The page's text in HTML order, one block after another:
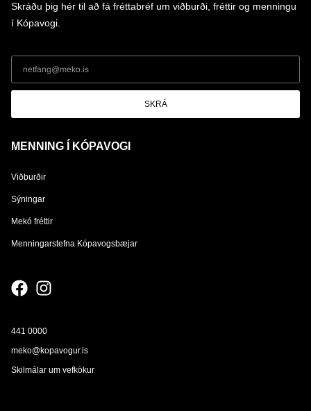
Skráðu þig hér til að fá fréttabréf um viðburði, fréttir og menningu
í Kópavogi.
SKRÁ
MENNING Í KÓPAVOGI
Viðburðir
Sýningar
Mekó fréttir
Menningarstefna Kópavogsbæjar
441 0000
meko@kopavogur.is
Skilmálar um vefkökur